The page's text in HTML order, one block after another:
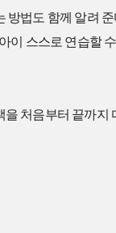
법도 함께 알려
이 스스로 연습할
처음부터 끝까지